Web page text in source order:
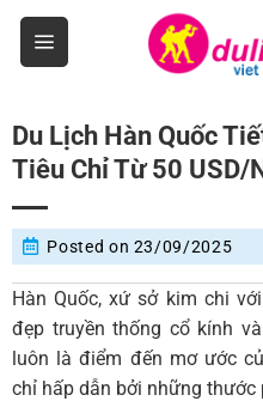
Skip
content
Du Lịch Hàn Quốc
Tiêu Chỉ Từ 50 USD/
Posted on 23/09/2025
Hàn Quốc, xứ sở kim chi
đẹp truyền thống cổ kính
luôn là điểm đến mơ ước
chỉ hấp dẫn bởi những thước